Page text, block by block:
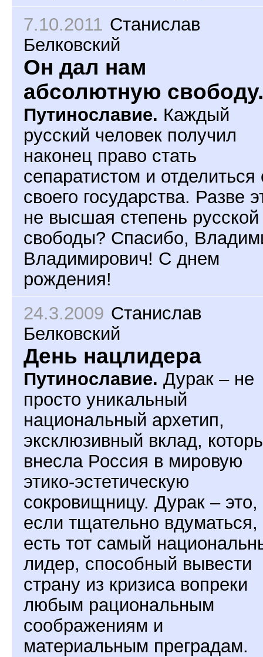
7.10.2011 Станислав
Белковский
Он дал нам
абсолютную свободу.
Путинославие. Каждый
русский человек получил
наконец право стать
сепаратистом и отделиться
своего государства. Разве
не высшая степень русской
свободы? Спасибо,
Владимирович! С днем
рождения!
24.3.2009 Станислав
Белковский
День нацлидера
Путинославие. Дурак – не
просто уникальный
национальный архетип,
эксклюзивный вклад,
внесла Россия в мировую
этико-эстетическую
сокровищницу. Дурак – это,
если тщательно вдуматься,
есть тот самый
лидер, способный вывести
страну из кризиса вопреки
любым рациональным
соображениям и
материальным преградам.